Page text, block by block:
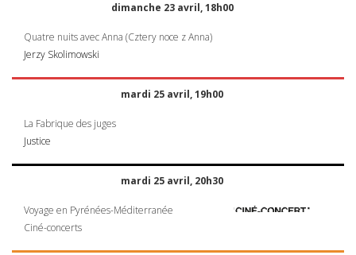
dimanche 23 avril, 18h00
Quatre nuits avec Anna (Cztery noce z Anna)
Jerzy Skolimowski
mardi 25 avril, 19h00
La Fabrique des juges
Justice
mardi 25 avril, 20h30
Voyage en Pyrénées-Méditerranée
Ciné-concerts